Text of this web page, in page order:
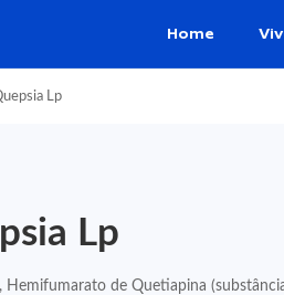
Home
Lp
Lp
Hemifumarato de Quetiapina